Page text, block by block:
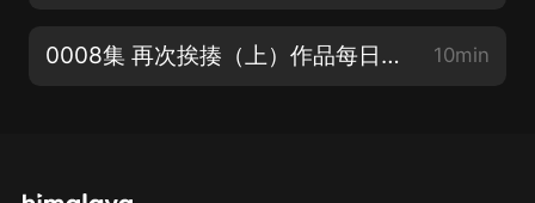
0008集 再次挨揍（上）作品每日更新的關注點一波 10min